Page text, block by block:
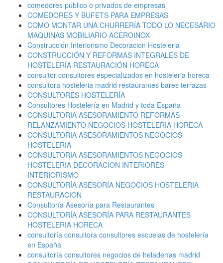
comedores público o privados de empresas
COMEDORES Y BUFETS PARA EMPRESAS
COMO MONTAR UNA CHURRERÍA TODO LO NECESARIO
MAQUINAS MOBILIARIO ACEROINOX
Construcción Interiorismo Decoracion Hosteleria
CONSTRUCCIÓN Y REFORMAS INTEGRALES DE
HOSTELERÍA RESTAURACIÓN HORECA
consultor consultores especializados en hosteleria horeca
consultora hosteleria madrid restaurantes bares terrazas
CONSULTORES HOSTELERÍA
Consultores Hostelería en Madrid y toda España
CONSULTORIA ASESORAMIENTO REFORMAS
RELANZAMIENTO NEGOCIOS HOSTELERIA HORECA
CONSULTORIA ASESORAMIENTOS NEGOCIOS
HOSTELERIA
CONSULTORIA ASESORAMIENTOS NEGOCIOS
HOSTELERIA DECORACION INTERIORES
INTERIORISMO
CONSULTORÍA ASESORÍA NEGOCIOS HOSTELERIA
RESTAURACION
Consultoría Asesoría para Restaurantes
CONSULTORÍA ASESORÍA PARA RESTAURANTES
HOSTELERIA HORECA
consultoría consultora consultores escuelas de hostelería
en España
consultoría consultores negocios de heladerías madrid